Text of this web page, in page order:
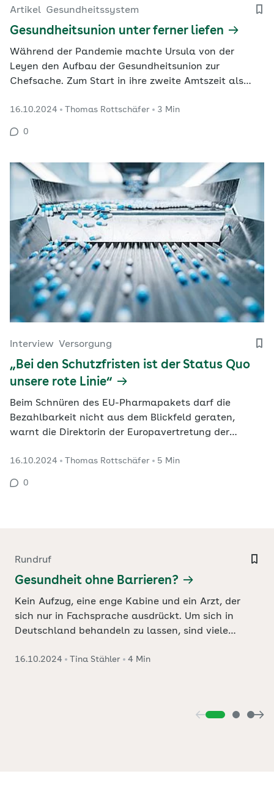
Artikel Gesundheitssystem
Gesundheitsunion unter ferner liefen
Während der Pandemie machte Ursula von der
Leyen den Aufbau der Gesundheitsunion zur
Chefsache. Zum Start in ihre zweite Amtszeit als
verflogen. EU-Gesundheitspolitiker befürchten eine
Herabstufung des Themas.
16.10.2024 Thomas Rottschäfer 3 Min
0
Interview Versorgung
„Bei den Schutzfristen ist der Status Quo
unsere rote Linie“
Beim Schnüren des EU-Pharmapakets darf die
Bezahlbarkeit nicht aus dem Blickfeld geraten,
warnt die Direktorin der Europavertretung der
trotz kontroverser Interessen mit einer Einigung im
nächsten Jahr.
16.10.2024 Thomas Rottschäfer 5 Min
0
Rundruf
Gesundheit ohne Barrieren?
Kein Aufzug, eine enge Kabine und ein Arzt, der
sich nur in Fachsprache ausdrückt. Um sich in
Deutschland behandeln zu lassen, sind viele
gleichberechtigter Zugang für alle schaffen?
16.10.2024 Tina Stähler 4 Min